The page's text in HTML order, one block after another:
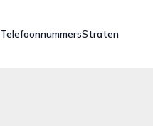
TelefoonnummersStraten